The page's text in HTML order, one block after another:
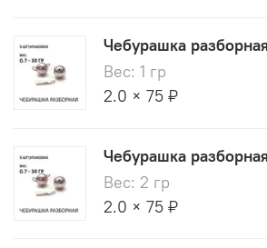
Чебурашка
Вес: 1 гр
2.0 × 75 ₽
Чебурашка
Вес: 2 гр
2.0 × 75 ₽